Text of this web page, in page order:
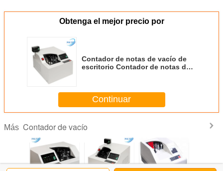
Obtenga el mejor precio por
Contador de notas de vacío de
escritorio Contador de notas de
Laos
Continuar
Más Contador de vacío